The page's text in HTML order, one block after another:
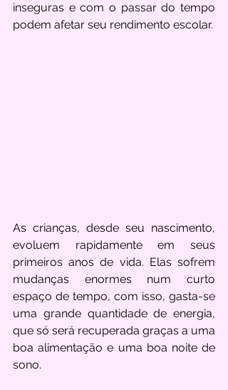
inseguras e com o passar do tempo
As crianças, desde seu nascimento,
evoluem rapidamente em seus
primeiros anos de vida. Elas sofrem
mudanças enormes num curto
espaço de tempo, com isso, gasta-se
uma grande quantidade de energia,
que só será recuperada graças a uma
boa alimentação e uma boa noite de
sono.